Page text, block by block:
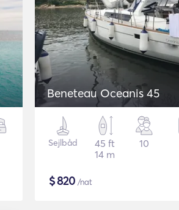
Beneteau Oceanis 45
Sejlbåd
45 ft
14 m
10
$820 /nat